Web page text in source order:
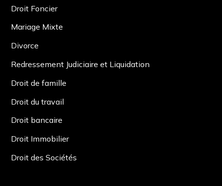
Droit Foncier
Mariage Mixte
Divorce
Redressement Judiciaire et Liquidation
Droit de famille
Droit du travail
Droit bancaire
Droit Immobilier
Droit des Sociétés